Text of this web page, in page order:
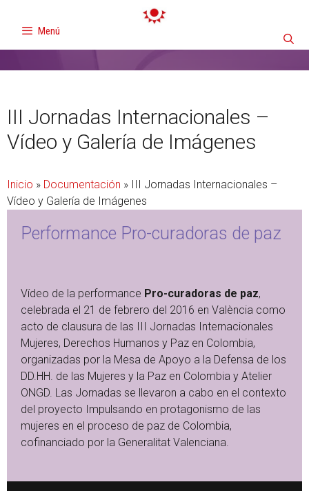
Menú
III Jornadas Internacionales –
Vídeo y Galería de Imágenes
Inicio » Documentación »
III Jornadas Internacionales –
Vídeo y Galería de Imágenes
Performance Pro-curadoras de paz
Vídeo de la performance Pro-curadoras de paz,
celebrada el 21 de febrero del 2016 en València como
acto de clausura de las III Jornadas Internacionales
Mujeres, Derechos Humanos y Paz en Colombia,
organizadas por la Mesa de Apoyo a la Defensa de los
DD.HH. de las Mujeres y la Paz en Colombia y Atelier
ONGD. Las Jornadas se llevaron a cabo en el contexto
del proyecto Impulsando en protagonismo de las
mujeres en el proceso de paz de Colombia,
cofinanciado por la Generalitat Valenciana.